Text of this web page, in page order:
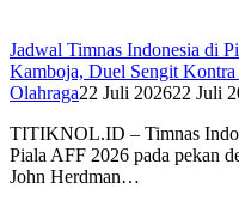
Jadwal Timnas Indonesia di
Kamboja, Duel Sengit Kontra
Olahraga22 Juli 202622 Juli
TITIKNOL.ID – Timnas
Piala AFF 2026 pada pekan
John Herdman…